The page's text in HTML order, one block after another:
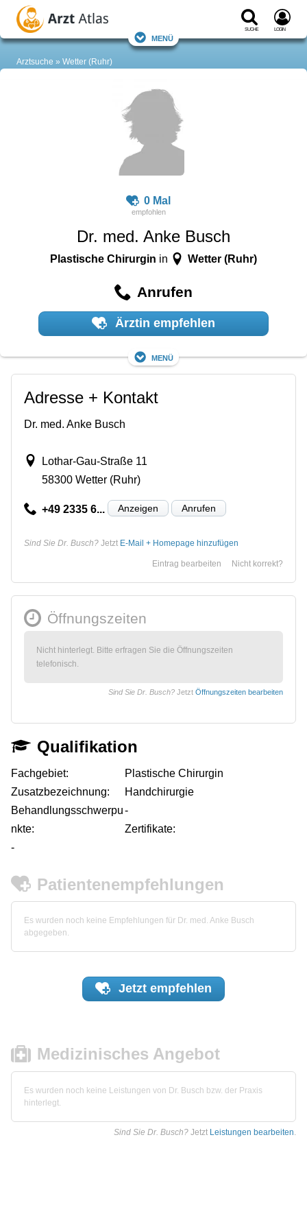
Suche Login
Menü
Arztsuche Wetter (Ruhr)
0 Mal
Dr. med. Anke Busch
Plastische Chirurgin in Wetter (Ruhr)
Anrufen
Ärztin empfehlen
Menü
Adresse + Kontakt
Dr. med. Anke Busch
Lothar-Gau-Straße 11
58300 Wetter (Ruhr)
+49 2335 6... Anzeigen Anrufen
Sind Sie Dr. Busch? Jetzt E-Mail + Homepage hinzufügen
Nicht korrekt?
Eintrag bearbeiten
Öffnungszeiten
Nicht hinterlegt. Bitte erfragen Sie die Öffnungszeiten
telefonisch.
Sind Sie Dr. Busch? Jetzt Öffnungszeiten bearbeiten
Qualifikation
Fachgebiet:
Plastische Chirurgin
Zusatzbezeichnung:
Handchirurgie
Behandlungsschwerpu
nkte:
-
Zertifikate:
-
Patientenempfehlungen
Es wurden noch keine Empfehlungen für Dr. med. Anke Busch
abgegeben.
Jetzt empfehlen
Medizinisches Angebot
Es wurden noch keine Leistungen von Dr. Busch bzw. der Praxis
hinterlegt.
Sind Sie Dr. Busch? Jetzt Leistungen bearbeiten.